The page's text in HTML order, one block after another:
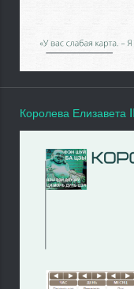
Королева Елизавета